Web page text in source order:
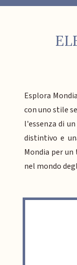
Esplora
con uno stile
l'essenza di
distintivo e
Mondia per
nel mondo